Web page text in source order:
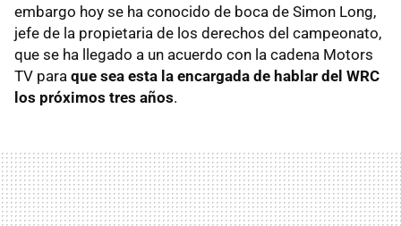
embargo hoy se ha conocido de boca de Simon Long,
jefe de la propietaria de los derechos del campeonato,
que se ha llegado a un acuerdo con la cadena Motors
TV para que sea esta la encargada de hablar del WRC
los próximos tres años.